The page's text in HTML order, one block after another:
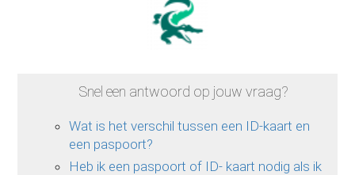
Snel een antwoord op jouw vraag?
Wat is het verschil tussen een ID-kaart en
een paspoort?
Heb ik een paspoort of ID- kaart nodig als ik